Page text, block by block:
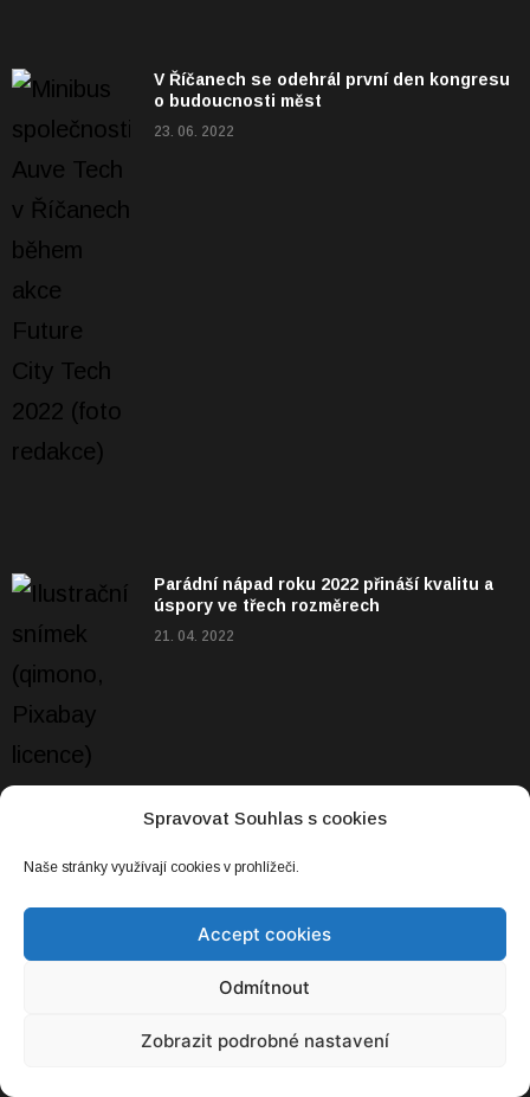
Spravovat Souhlas s cookies
Naše stránky využívají cookies v prohlížeči.
Accept cookies
Odmítnout
Zobrazit podrobné nastavení
V Říčanech se odehrál první den kongresu
o budoucnosti měst
23. 06. 2022
Parádní nápad roku 2022 přináší kvalitu a
úspory ve třech rozměrech
21. 04. 2022
Na nákup na dvou kolech? I tradiční výrobci
už nabízí elektrická nákladní kola
22. 03. 2023